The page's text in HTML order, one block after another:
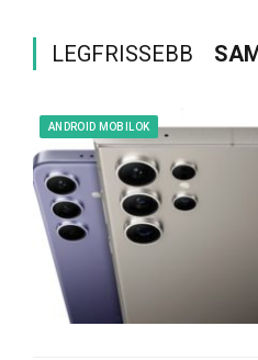
LEGFRISSEBB
ANDROID MOBILOK